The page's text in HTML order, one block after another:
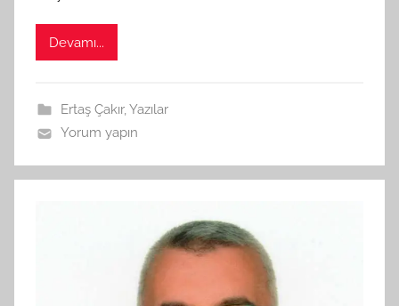
Devamı...
Ertaş Çakır,Yazılar
Yorum yapın